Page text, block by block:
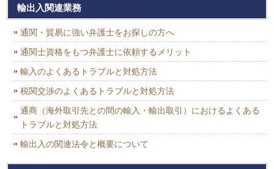
輸出入関連業務
通関・貿易に強い弁護士をお探しの方へ
通関士資格をもつ弁護士に依頼するメリット
輸入のよくあるトラブルと対処方法
税関交渉のよくあるトラブルと対処方法
通商（海外取引先との間の輸入・輸出取引）におけるよくある
トラブルと対処方法
輸出入の関連法令と概要について